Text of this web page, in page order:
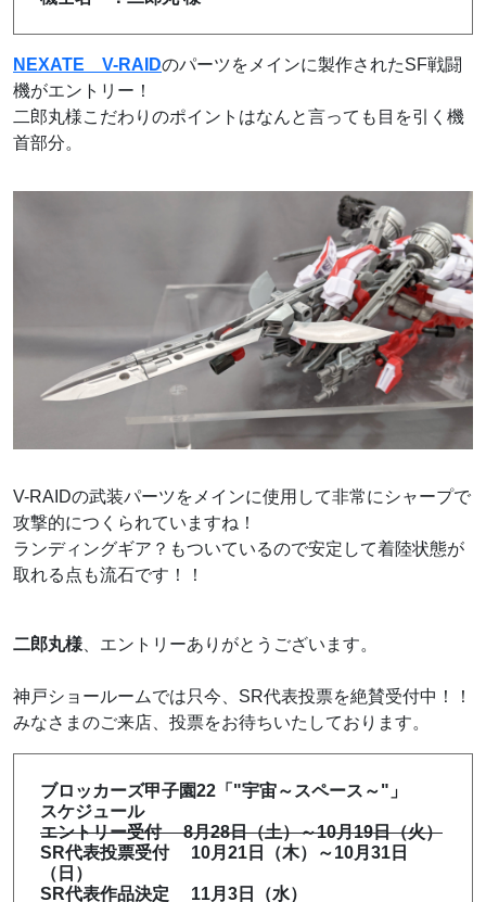
NEXATE V-RAIDのパーツをメインに製作されたSF戦闘
機がエントリー！
二郎丸様こだわりのポイントはなんと言っても目を引く機
首部分。
V-RAIDの武装パーツをメインに使用して非常にシャープで
攻撃的につくられていますね！
ランディングギア？もついているので安定して着陸状態が
取れる点も流石です！！
二郎丸様 、エントリーありがとうございます。
神戸ショールームでは只今、SR代表投票を絶賛受付中！！
みなさまのご来店、投票をお待ちいたしております。
ブロッカーズ甲子園22「"宇宙～スペース～"」
スケジュール
エントリー受付 8月28日（土）～10月19日（火）
SR代表投票受付 10月21日（木）～10月31日
（日）
SR代表作品決定 11月3日（水）